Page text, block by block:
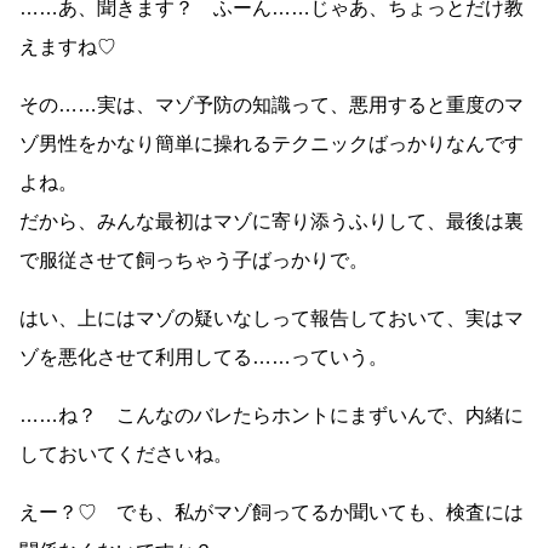
……あ、聞きます？ ふーん……じゃあ、ちょっとだけ教
えますね♡
その……実は、マゾ予防の知識って、悪用すると重度のマ
ゾ男性をかなり簡単に操れるテクニックばっかりなんです
よね。
だから、みんな最初はマゾに寄り添うふりして、最後は裏
で服従させて飼っちゃう子ばっかりで。
はい、上にはマゾの疑いなしって報告しておいて、実はマ
ゾを悪化させて利用してる……っていう。
……ね？ こんなのバレたらホントにまずいんで、内緒に
しておいてくださいね。
えー？♡ でも、私がマゾ飼ってるか聞いても、検査には